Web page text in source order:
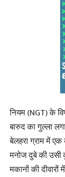
नियम (NGT) के
बारुद का गुल्ला
बेलहरा ग्राम में
मनोज दुबे की उसी
मकानों की दीवारों में